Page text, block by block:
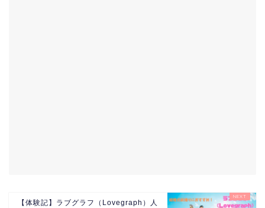
【体験記】ラブグラフ（Lovegraph）人